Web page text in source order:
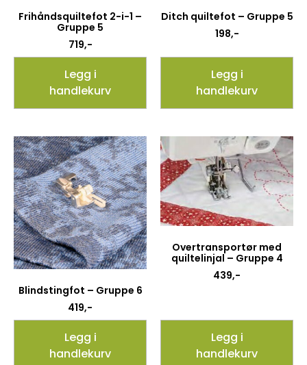
Frihåndsquiltefot 2-i-1 –
Gruppe 5
719,-
Legg i
handlekurv
Ditch quiltefot – Gruppe 5
198,-
Legg i
handlekurv
Blindstingfot – Gruppe 6
419,-
Legg i
handlekurv
Overtransportør med
quiltelinjal – Gruppe 4
439,-
Legg i
handlekurv